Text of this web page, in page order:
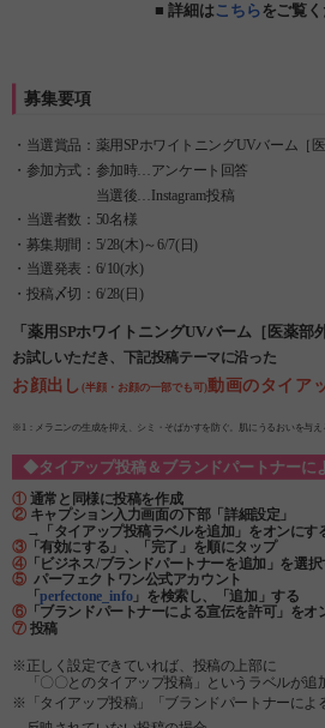
■ 詳細は こちらをご覧
募集要項
・当選賞品：薬用SPホワイトニングUVバーム［医
・参加方式：参加時…アンケート回答
当選後…Instagram投稿
・当選者数：50名様
・募集期間：5/28(木)～6/7(日)
・当選発表：6/10(水)
・投稿〆切：6/28(日)
「薬用SPホワイトニングUVバーム［医薬部
お試しいただき、下記投稿テーマに沿った
お顔出し (半顔・お顔の一部でも可)動画のタイア
※1：メラニンの生成を抑え、シミ・そばかすを防ぐ。肌にうるおいを与え
◆タイアップ投稿＆ブランドパートナーに
①通常と同様に投稿を作成
②キャプション入力画面の下部「詳細設定」
→「タイアップ投稿ラベルを追加」をオンにす
③「有効にする」、「完了」を順にタップ
④「ビジネス/ブランドパートナーを追加」を選択
⑤ パーフェクトワン公式アカウント
「perfectone_info」を検索し、「追加」する
⑥「ブランドパートナーによる宣伝を許可」をオ
⑦投稿
※正しく設定できていれば、投稿の上部に
「〇〇とのタイアップ投稿」というラベルが追
※ 「タイアップ投稿」「ブランドパートナーによ